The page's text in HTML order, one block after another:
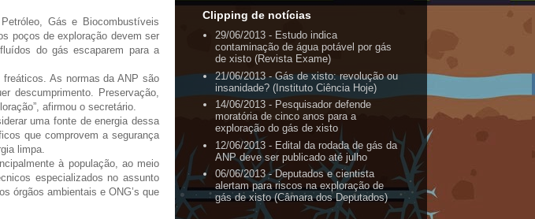
Gás e Biocombustíveis
poços de exploração devem ser
do gás escaparem para a
freáticos. As normas da ANP são
descumprimento. Preservação,
afirmou o secretário.
uma fonte de energia dessa
que comprovem a segurança
limpa.
à população, ao meio
especializados no assunto
órgãos ambientais e ONG’s que
Clipping de notícias
29/06/2013 - Estudo indica
contaminação de água potável por gás
de xisto (Revista Exame)
21/06/2013 - Gás de xisto: revolução ou
insanidade? (Instituto Ciência Hoje)
14/06/2013 - Pesquisador defende
moratória de cinco anos para a
exploração do gás de xisto
12/06/2013 - Edital da rodada de gás da
ANP deve ser publicado até julho
06/06/2013 - Deputados e cientista
alertam para riscos na exploração de
gás de xisto (Câmara dos Deputados)